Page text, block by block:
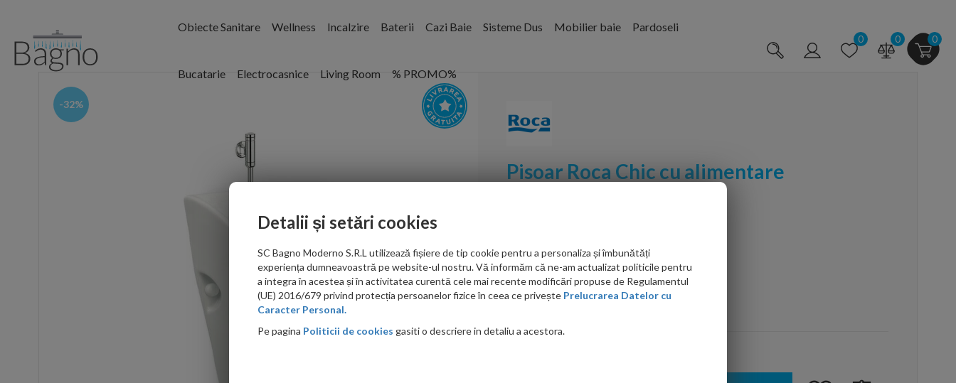
Obiecte Sanitare Wellness Incalzire Baterii Cazi Baie Sisteme Dus Mobilier baie Pardoseli
Bucatarie Electrocasnice Living Room % PROMO%
0 0 0
-32%
Pisoar Roca Chic cu alimentare
superioara, portelan, alb
PRP: 1,245.00 RON
849.00 RON
Detalii și setări cookies
SC Bagno Moderno S.R.L utilizează fișiere de tip cookie pentru a personaliza și îmbunătăți
experiența dumneavoastră pe website-ul nostru. Vă informăm că ne-am actualizat politicile pentru
a integra în acestea și în activitatea curentă cele mai recente modificări propuse de Regulamentul
(UE) 2016/679 privind protecția persoanelor fizice în ceea ce privește Prelucrarea Datelor cu
Caracter Personal.
Pe pagina Politicii de cookies gasiti o descriere in detaliu a acestora.